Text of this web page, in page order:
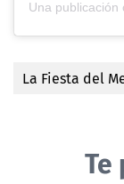
La Fiesta del